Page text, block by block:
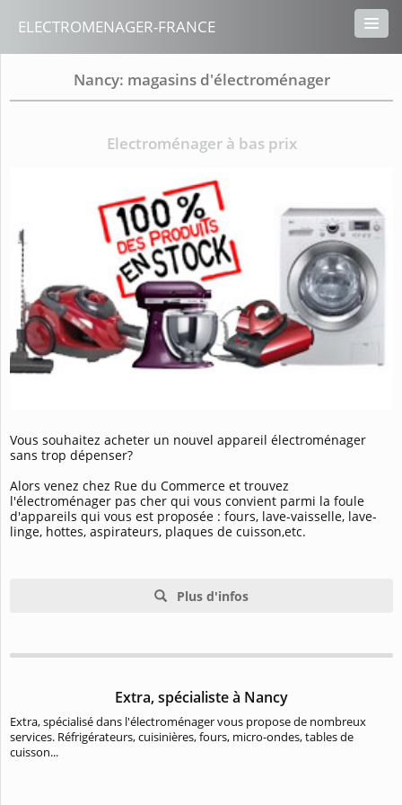
ELECTROMENAGER-FRANCE
Nancy: magasins d'électroménager
Electroménager à bas prix
Vous souhaitez acheter un nouvel appareil électroménager
sans trop dépenser?
Alors venez chez Rue du Commerce et trouvez
l'électroménager pas cher qui vous convient parmi la foule
d'appareils qui vous est proposée : fours, lave-vaisselle, lave-
linge, hottes, aspirateurs, plaques de cuisson,etc.
Plus d'infos
Extra, spécialiste à Nancy
Extra, spécialisé dans l'électroménager vous propose de nombreux
services. Réfrigérateurs, cuisinières, fours, micro-ondes, tables de
cuisson...